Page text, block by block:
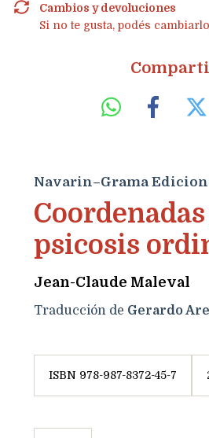
Cambios y devoluciones
Si no te gusta, podés
Navarin–Grama
psicosis
Jean-Claude Maleval
Traducción de Gerardo
ISBN 978-987-8372-45-7